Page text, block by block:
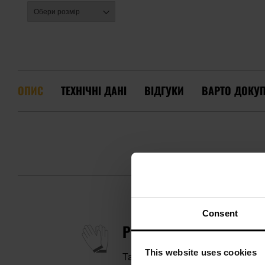
Consent
This website uses cookies
ОПИС ТЕХНІЧНІ ДАНІ ВІДГУКИ ВАРТО
РУКАВИЦІ PENTAGON
Тактичні рукавицібез пальців